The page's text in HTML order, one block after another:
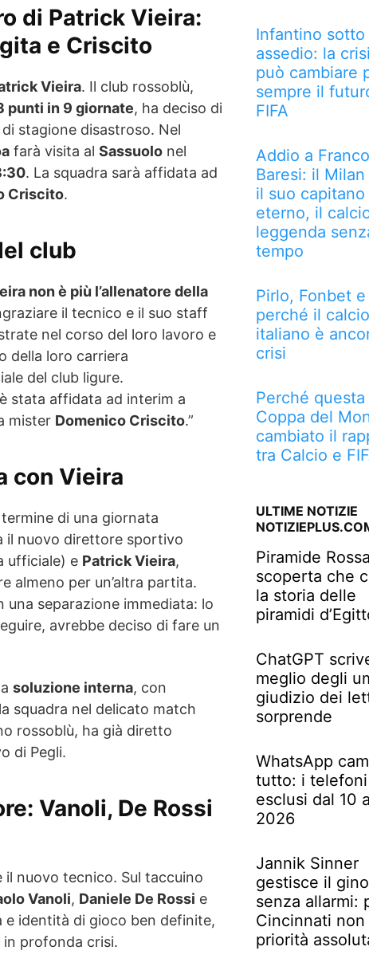
di Patrick Vieira:
e Criscito
Vieira. Il club rossoblù,
punti in 9 giornate, ha deciso di
stagione disastroso. Nel
farà visita al Sassuolo nel
. La squadra sarà affidata ad
Criscito.
club
non è più l’allenatore della
il tecnico e il suo staff
nel corso del loro lavoro e
della loro carriera
del club ligure.
stata affidata ad interim a
mister Domenico Criscito.”
con Vieira
di una giornata
il nuovo direttore sportivo
ufficiale) e Patrick Vieira,
almeno per un’altra partita.
separazione immediata: lo
avrebbe deciso di fare un
soluzione interna, con
squadra nel delicato match
rossoblù, ha già diretto
di Pegli.
Vanoli, De Rossi
nuovo tecnico. Sul taccuino
Vanoli, Daniele De Rossi e
identità di gioco ben definite,
profonda crisi.
Infantino sotto
assedio: la
può cambiare
sempre il
FIFA
Addio a Franco
Baresi: il
il suo capitano
eterno, il
leggenda
tempo
Pirlo, Fonbet e
perché il calcio
italiano è
crisi
Perché questa
Coppa del
cambiato il
tra Calcio e
ULTIME NOTIZIE
Piramide
scoperta che
la storia delle
piramidi
ChatGPT
meglio degli
giudizio dei
sorprende
WhatsApp
tutto: i telefoni
esclusi dal 10
2026
Jannik Sinner
gestisce il
senza allarmi:
Cincinnati non
priorità